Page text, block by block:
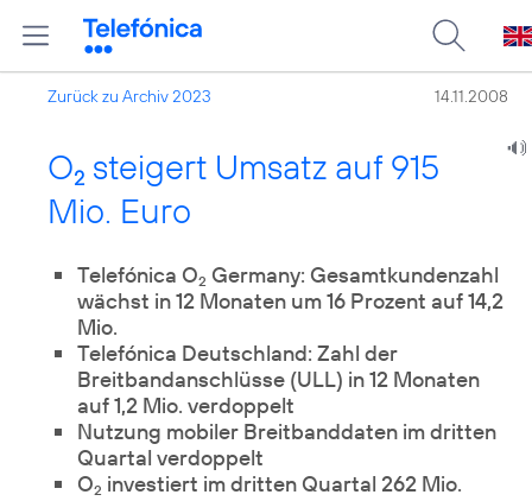
Zurück zu Archiv 2023 14.11.2008
O2 steigert Umsatz auf 915
Mio. Euro
Telefónica O2 Germany: Gesamtkundenzahl
wächst in 12 Monaten um 16 Prozent auf 14,2
Mio.
Telefónica Deutschland: Zahl der
Breitbandanschlüsse (ULL) in 12 Monaten
auf 1,2 Mio. verdoppelt
Nutzung mobiler Breitbanddaten im dritten
Quartal verdoppelt
O2 investiert im dritten Quartal 262 Mio.